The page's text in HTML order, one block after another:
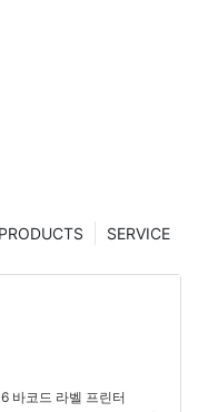
SERVICE
PRODUCTS